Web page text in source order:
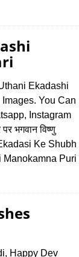
Ekadashi
You Can
Instagram
भगवान विष्णु
Ke Shubh
Puri
Happy Dev